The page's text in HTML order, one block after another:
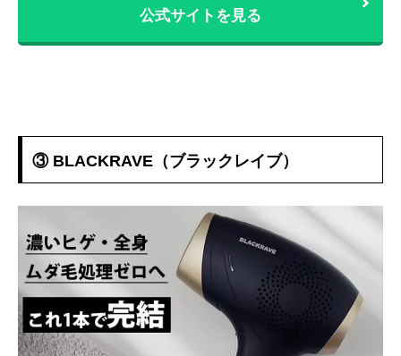
公式サイトを見る
③ BLACKRAVE（ブラックレイブ）